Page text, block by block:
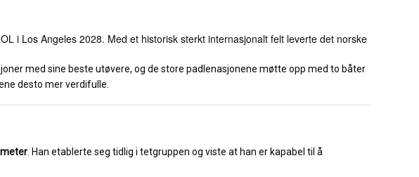
i Los Angeles 2028. Med et historisk sterkt internasjonalt felt leverte det norske
med sine beste utøvere, og de store padlenasjonene møtte opp med to båter
desto mer verdifulle.
meter . Han etablerte seg tidlig i tetgruppen og viste at han er kapabel til å